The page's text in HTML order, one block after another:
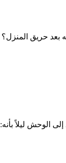
بعد حريق المنزل؟
الوحش ليلاً بأنه: